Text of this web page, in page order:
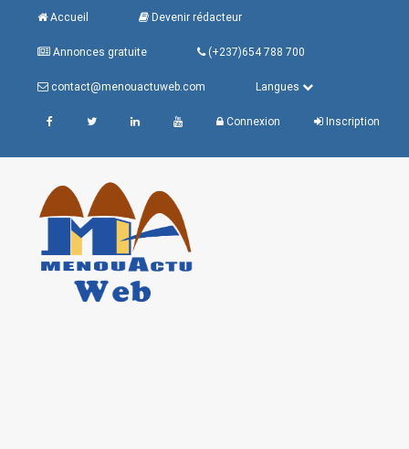
Accueil Devenir rédacteur
Annonces gratuite (+237)654 788 700
contact@menouactuweb.com Langues
Connexion Inscription